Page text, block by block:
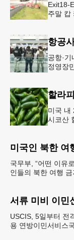
Exit18-
주말 캅
공항·
정영장
미국 내
시코산
미국인 북한 여
국무부, “어떤 이유
인들의 북한 여행
서류 미비 이민
USCIS, 5일부터 전
용 연방이민서비스